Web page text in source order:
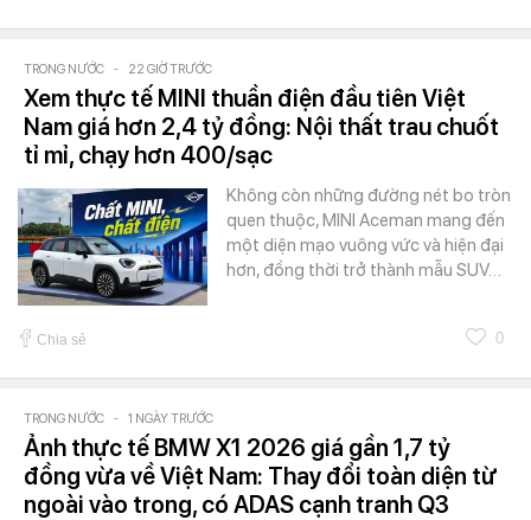
TRONG NƯỚC - 22 GIỜ TRƯỚC
Xem thực tế MINI thuần điện đầu tiên Việt
Nam giá hơn 2,4 tỷ đồng: Nội thất trau chuốt
tỉ mỉ, chạy hơn 400/sạc
Không còn những đường nét bo tròn
quen thuộc, MINI Aceman mang đến
một diện mạo vuông vức và hiện đại
hơn, đồng thời trở thành mẫu SUV…
Chia sẻ 0
TRONG NƯỚC - 1 NGÀY TRƯỚC
Ảnh thực tế BMW X1 2026 giá gần 1,7 tỷ
đồng vừa về Việt Nam: Thay đổi toàn diện từ
ngoài vào trong, có ADAS cạnh tranh Q3